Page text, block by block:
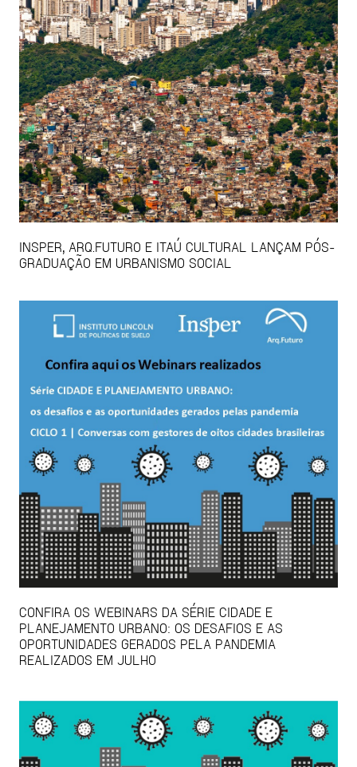
INSPER, ARQ.FUTURO E ITAÚ CULTURAL LANÇAM PÓS-
GRADUAÇÃO EM URBANISMO SOCIAL
CONFIRA OS WEBINARS DA SÉRIE CIDADE E
PLANEJAMENTO URBANO: OS DESAFIOS E AS
OPORTUNIDADES GERADOS PELA PANDEMIA
REALIZADOS EM JULHO